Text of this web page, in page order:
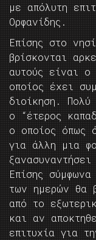
με απόλυτη
Ορφανίδης.
Επίσης στο
βρίσκονται
αυτούς είναι ο
οποίος έχει
διοίκηση.
ο “έτερος
ο οποίος όπως
για άλλη μια
Επίσης
των ημερών θα
από το
και αν
επιτυχία για